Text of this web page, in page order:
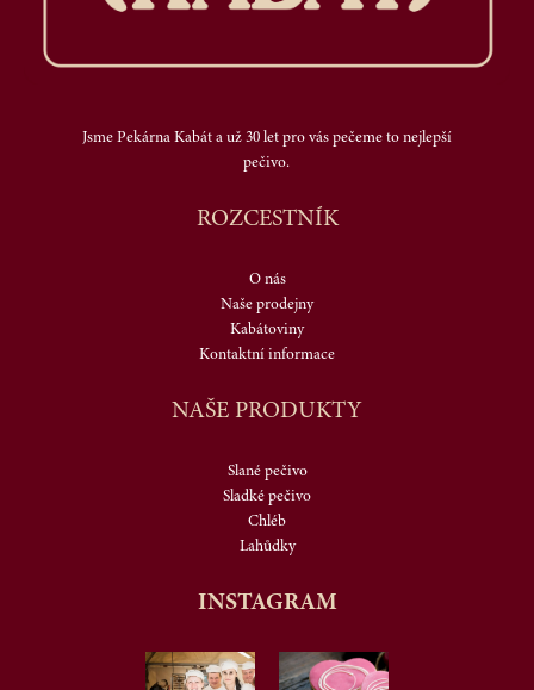
INSTAGRAM
ROZCESTNÍK
O nás
Naše prodejny
Kabátoviny
Kontaktní informace
NAŠE PRODUKTY
Slané pečivo
Sladké pečivo
Chléb
Lahůdky
Jsme Pekárna Kabát a už 30 let pro vás pečeme to nejlepší
pečivo.